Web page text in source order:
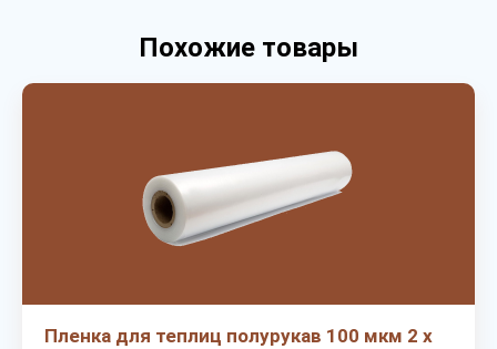
Похожие товары
Пленка для теплиц полурукав 100 мкм 2 х